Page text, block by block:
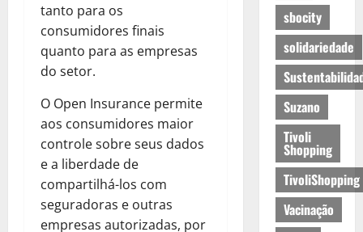
tanto para os
consumidores finais
quanto para as empresas
do setor.
O Open Insurance permite
aos consumidores maior
controle sobre seus dados
e a liberdade de
compartilhá-los com
seguradoras e outras
empresas autorizadas, por
sbocity
solidariedade
Suzano
Tivoli
Shopping
TivoliShopping
Vacinação